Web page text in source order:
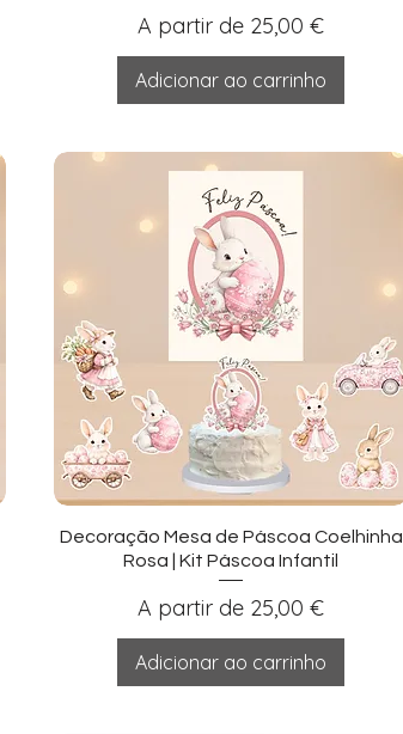
A partir de 25,00 €
Preço promocional
Adicionar ao carrinho
Visualização rápida
Decoração Mesa de Páscoa Coelhinha
Rosa | Kit Páscoa Infantil
A partir de 25,00 €
Preço promocional
Adicionar ao carrinho